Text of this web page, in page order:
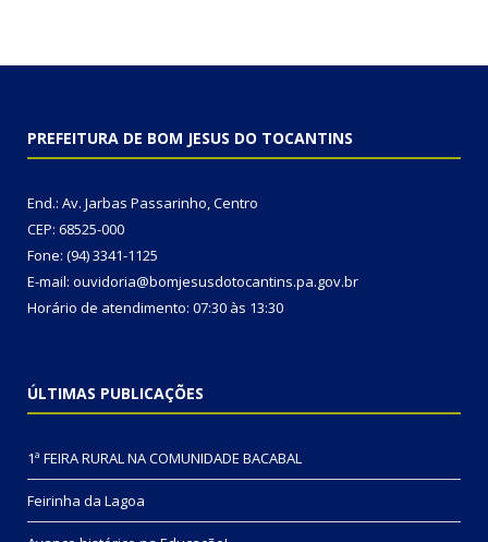
PREFEITURA DE BOM JESUS DO TOCANTINS
End.: Av. Jarbas Passarinho, Centro
CEP: 68525-000
Fone: (94) 3341-1125
E-mail: ouvidoria@bomjesusdotocantins.pa.gov.br
Horário de atendimento: 07:30 às 13:30
ÚLTIMAS PUBLICAÇÕES
1ª FEIRA RURAL NA COMUNIDADE BACABAL
Feirinha da Lagoa